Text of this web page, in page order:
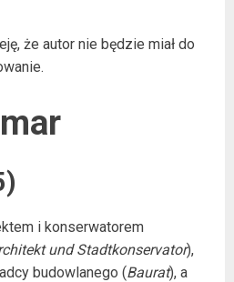
że autor nie będzie miał do
i konserwatorem
und Stadtkonservator),
budowlanego (Baurat), a